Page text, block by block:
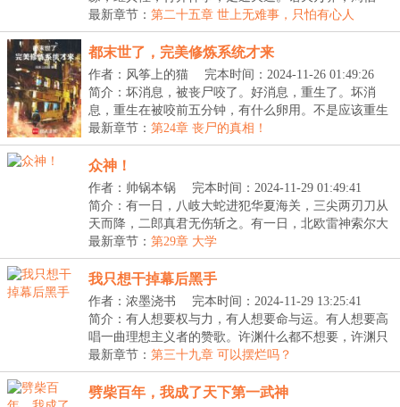
通、...
最新章节： 第二十五章 世上无难事，只怕有心人
都末世了，完美修炼系统才来
作者：风筝上的猫
完本时间：2024-11-26 01:49:26
简介：坏消息，被丧尸咬了。好消息，重生了。坏消
息，重生在被咬前五分钟，有什么卵用。不是应该重生
在丧...
最新章节： 第24章 丧尸的真相！
众神！
作者：帅锅本锅
完本时间：2024-11-29 01:49:41
简介：有一日，八岐大蛇进犯华夏海关，三尖两刃刀从
天而降，二郎真君无伤斩之。有一日，北欧雷神索尔大
战...
最新章节： 第29章 大学
我只想干掉幕后黑手
作者：浓墨浇书
完本时间：2024-11-29 13:25:41
简介：有人想要权与力，有人想要命与运。有人想要高
唱一曲理想主义者的赞歌。许渊什么都不想要，许渊只
想...
最新章节： 第三十九章 可以摆烂吗？
劈柴百年，我成了天下第一武神